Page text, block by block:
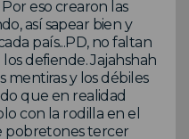
eso crearon las
así sapear bien y
país...PD, no faltan
defiende. Jajahshah
mentiras y los débiles
que en realidad
con la rodilla en el
pobretones tercer